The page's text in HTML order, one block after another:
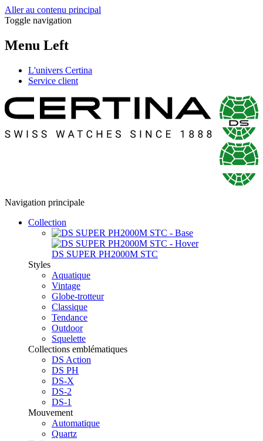
Aller au contenu principal
Toggle navigation
Menu Left
L'univers Certina
Service client
Navigation principale
Collection
DS SUPER PH2000M STC
Styles
Aquatique
Vintage
Globe-trotteur
Classique
Tendance
Outdoor
Squelette
Collections emblématiques
DS Action
DS PH
DS-X
DS-2
DS-1
Mouvement
Automatique
Quartz